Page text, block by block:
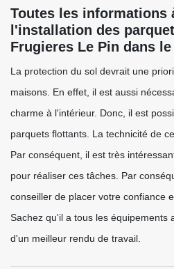
Toutes les informations
l'installation des
Frugieres Le Pin dans le
La protection du sol devrait une
maisons. En effet, il est aussi
charme à l'intérieur. Donc, il est
parquets flottants. La technicité de
Par conséquent, il est très
pour réaliser ces tâches. Par
conseiller de placer votre confiance
Sachez qu'il a tous les équipements
d'un meilleur rendu de travail.